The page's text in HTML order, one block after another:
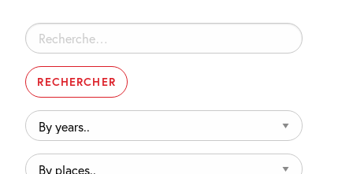
Rechercher :
By
years..
By